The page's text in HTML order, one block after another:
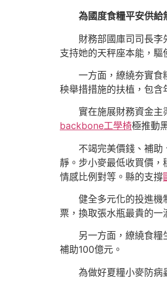
為國度食糧平安供給
財務部國庫司司長
支持她的天秤座本能，驅
一方面，繚繞夯實食
秧舉措措施的扶植，包含
實在施展財務資金主
backbone工學椅極推動
不竭完美價錢、補助
靜。步小麥最低收買價，
情感比例對等。縣的支撐
健全多元化的投進機
票，換取張水瓶最貴的一
另一方面，繚繞食
補助100億元。
為做好夏糧小麥防病